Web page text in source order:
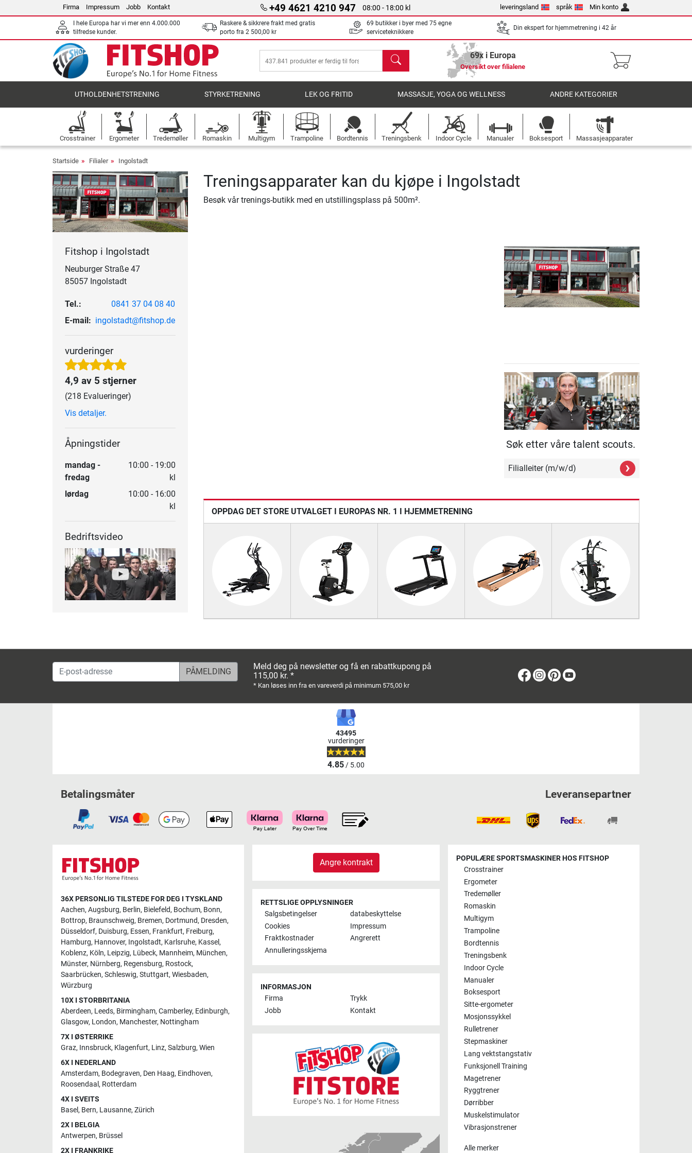
Firma Impressum Jobb Kontakt +49 4621 4210 947 08:00 - 18:00 kl leveringsland språk Min konto
I hele Europa har vi mer enn 4.000.000
tilfredse kunder.
Raskere & sikkrere frakt med gratis
porto fra 2 500,00 kr
69 butikker i byer med 75 egne
serviceteknikkere
Din ekspert for hjemmetrening i 42 år
søk 69x i Europa
Oversikt over filialene
UTHOLDENHETSTRENING STYRKETRENING LEK OG FRITID MASSASJE, YOGA OG WELLNESS ANDRE KATEGORIER
Crosstrainer Ergometer Tredemøller Romaskin Multigym Trampoline Bordtennis Treningsbenk Indoor Cycle Manualer Boksesport Massasjeapparater
Startside Filialer Ingolstadt
Fitshop i Ingolstadt
Neuburger Straße 47
85057 Ingolstadt
Tel.:
0841 37 04 08 40
E-mail: ingolstadt@fitshop.de
vurderinger
4,9 av 5 stjerner
(218 Evalueringer)
Vis detaljer.
Åpningstider
mandag -
fredag
10:00 - 19:00
kl
lørdag
10:00 - 16:00
kl
Bedriftsvideo
Treningsapparater kan du kjøpe i Ingolstadt
Besøk vår trenings-butikk med en utstillingsplass på 500m².
Previous Next
Søk etter våre talent scouts.
Filialleiter (m/w/d) ›
OPPDAG DET STORE UTVALGET I EUROPAS NR. 1 I HJEMMETRENING
E-post-adresse
Meld deg på newsletter og få en rabattkupong på
115,00 kr. *
* Kan løses inn fra en vareverdi på minimum 575,00 kr
Facebook
Instagram
Pinterest
43495
vurderinger
4.85/ 5.00
Betalingsmåter Leveransepartner
36X PERSONLIG TILSTEDE FOR DEG I TYSKLAND
Aachen, Augsburg, Berlin, Bielefeld, Bochum, Bonn,
Bottrop, Braunschweig, Bremen, Dortmund, Dresden,
Düsseldorf, Duisburg, Essen, Frankfurt, Freiburg,
Hamburg, Hannover, Ingolstadt, Karlsruhe, Kassel,
Koblenz, Köln, Leipzig, Lübeck, Mannheim, München,
Münster, Nürnberg, Regensburg, Rostock,
Saarbrücken, Schleswig, Stuttgart, Wiesbaden,
Würzburg
10X I STORBRITANIA
Aberdeen, Leeds, Birmingham, Camberley, Edinburgh,
Glasgow, London, Manchester, Nottingham
7X I ØSTERRIKE
Graz, Innsbruck, Klagenfurt, Linz, Salzburg, Wien
6X I NEDERLAND
Amsterdam, Bodegraven, Den Haag, Eindhoven,
Roosendaal , Rotterdam
4X I SVEITS
Basel, Bern, Lausanne, Zürich
2X I BELGIA
Antwerpen, Brüssel
2X I FRANKRIKE
Angre kontrakt
RETTSLIGE OPPLYSNINGER
Salgsbetingelser
databeskyttelse
Cookies
Impressum
Fraktkostnader
Angrerett
Annulleringsskjema
INFORMASJON
Firma
Trykk
Jobb
Kontakt
POPULÆRE SPORTSMASKINER HOS FITSHOP
Crosstrainer
Ergometer
Tredemøller
Romaskin
Multigym
Trampoline
Bordtennis
Treningsbenk
Indoor Cycle
Manualer
Boksesport
Sitte-ergometer
Mosjonssykkel
Rulletrener
Stepmaskiner
Lang vektstangstativ
Funksjonell Training
Magetrener
Ryggtrener
Dørribber
Muskelstimulator
Vibrasjonstrener
Alle merker